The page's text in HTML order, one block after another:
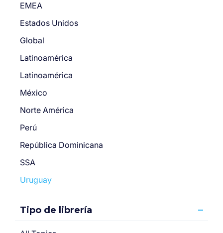
EMEA
Estados Unidos
Global
Latinoamérica
Latinoamérica
México
Norte América
Perú
República Dominicana
SSA
Uruguay
Tipo de librería